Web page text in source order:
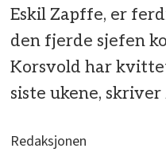
Eskil Zapffe, er
den fjerde sjefen
Korsvold har
siste ukene,
Redaksjonen